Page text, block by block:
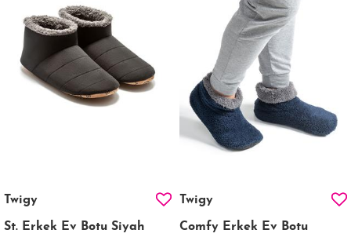
Twigy
St. Erkek Ev Botu Siyah
Twigy
Comfy Erkek Ev Botu